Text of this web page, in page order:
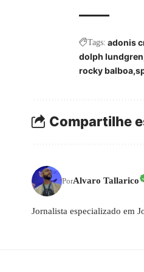
Tags: adonis
dolph lundgren
rocky balboa
Compartilhe
PorAlvaro Tallarico
Jornalista especializado em